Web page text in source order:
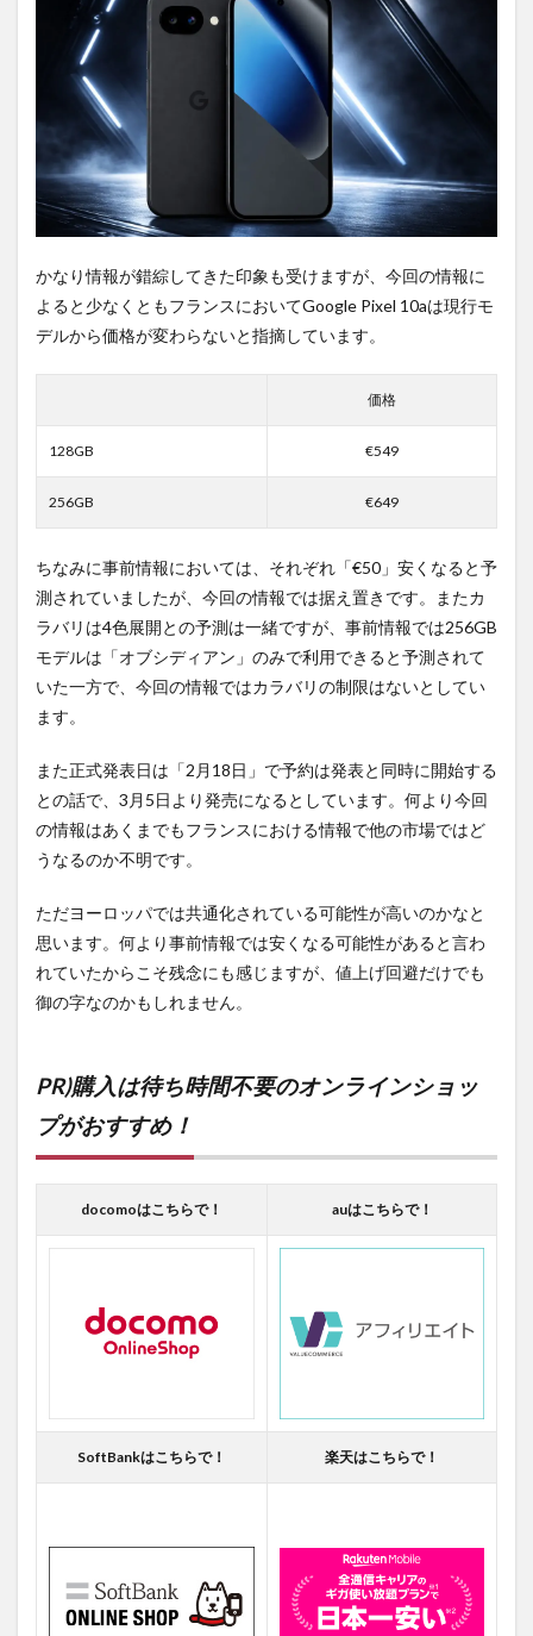
購入
は待
ち時
間不
要の
ライ
ンシ
ョッ
プが
おす
め！
かなり情報が錯綜してきた印象も受けますが、今回の情報に
よると少なくともフランスにおいてGoogle Pixel 10aは現行モ
デルから価格が変わらないと指摘しています。
価格
128GB €549
256GB €649
ちなみに事前情報においては、それぞれ「€50」安くなると予
測されていましたが、今回の情報では据え置きです。またカ
ラバリは4色展開との予測は一緒ですが、事前情報では256GB
モデルは「オブシディアン」のみで利用できると予測されて
いた一方で、今回の情報ではカラバリの制限はないとしてい
ます。
また正式発表日は「2月18日」で予約は発表と同時に開始する
との話で、3月5日より発売になるとしています。何より今回
の情報はあくまでもフランスにおける情報で他の市場ではど
うなるのか不明です。
ただヨーロッパでは共通化されている可能性が高いのかなと
思います。何より事前情報では安くなる可能性があると言わ
れていたからこそ残念にも感じますが、値上げ回避だけでも
御の字なのかもしれません。
PR)購入は待ち時間不要のオンラインショッ
プがおすすめ！
docomoはこちらで！ auはこちらで！
SoftBankはこちらで！ 楽天はこちらで！